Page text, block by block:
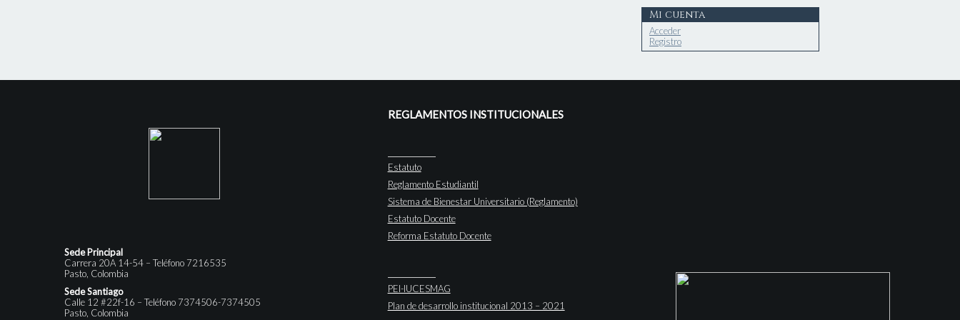
Mi cuenta
Acceder
Registro
Sede Principal
Carrera 20A 14-54 – Teléfono 7216535
Pasto, Colombia
Sede Santiago
Calle 12 #22f-16 – Teléfono 7374506-7374505
Pasto, Colombia
REGLAMENTOS INSTITUCIONALES
Estatuto
Reglamento Estudiantil
Sistema de Bienestar Universitario (Reglamento)
Estatuto Docente
Reforma Estatuto Docente
PEI-IUCESMAG
Plan de desarrollo institucional 2013 – 2021